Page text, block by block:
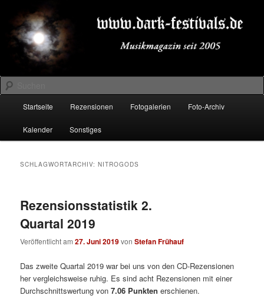
primären
Inhalt
springen
sekundären
Inhalt
springenDARK-FESTIVALS.DE
Suchen
Startseite Rezensionen Fotogalerien Foto-Archiv
Kalender Sonstiges
SCHLAGWORTARCHIV:NITROGODS
Rezensionsstatistik 2.
Quartal 2019
Veröffentlicht am27. Juni 2019vonStefan Frühauf
Das zweite Quartal 2019 war bei uns von den CD-Rezensionen
her vergleichsweise ruhig. Es sind acht Rezensionen mit einer
Durchschnittswertung von7.06 Punkten erschienen.